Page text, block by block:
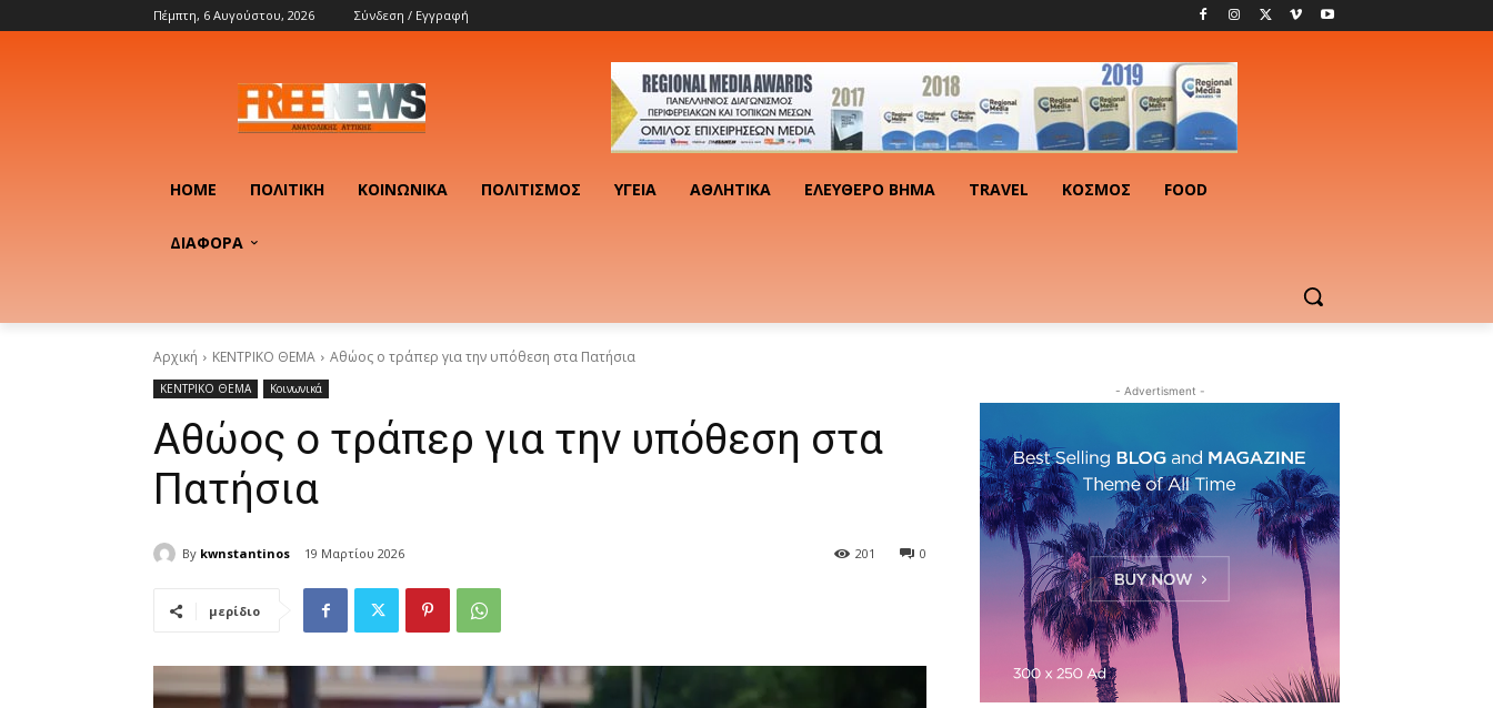
Πέμπτη, 6 Αυγούστου, 2026 Σύνδεση / Εγγραφή
HOME ΠΟΛΙΤΙΚΉ ΚΟΙΝΩΝΙΚΆ ΠΟΛΙΤΙΣΜΌΣ ΥΓΕΊΑ ΑΘΛΗΤΙΚΆ ΕΛΕΎΘΕΡΟ ΒΉΜΑ TRAVEL ΚΟΣΜΟΣ FOOD
ΔΙΑΦΟΡΑ
Αρχική ΚΕΝΤΡΙΚΟ ΘΕΜΑ Αθώος ο τράπερ για την υπόθεση στα Πατήσια
ΚΕΝΤΡΙΚΟ ΘΕΜΑ Κοινωνικά
Αθώος ο τράπερ για την υπόθεση στα
Πατήσια
By kwnstantinos 19 Μαρτίου 2026 0
201
μερίδιο
- Advertisment -